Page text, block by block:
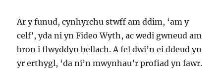
Ar y funud, cynhyrchu stwff am ddim, ‘am y
celf’, yda ni yn Fideo Wyth, ac wedi gwneud am
bron i flwyddyn bellach. A fel dwi’n ei ddeud yn
yr erthygl, ‘da ni’n mwynhau’r profiad yn fawr.